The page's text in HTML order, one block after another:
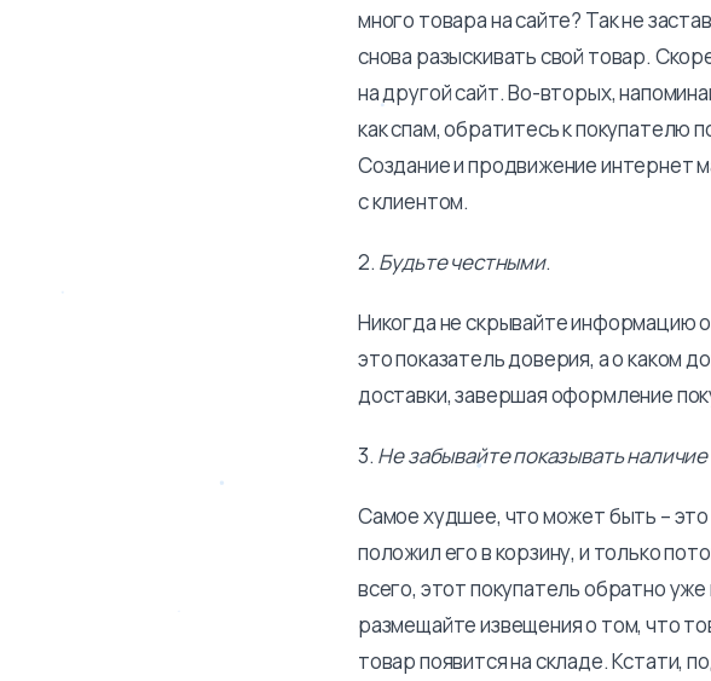
много товара на сайте? Так не
снова разыскивать свой товар.
на другой сайт. Во-вторых,
как спам, обратитесь к покупателю
Создание и продвижение интернет
с клиентом.
2. Будьте честными.
Никогда не скрывайте информацию
это показатель доверия, а о каком
доставки, завершая оформление
3. Не забывайте показывать наличие
Самое худшее, что может быть –
положил его в корзину, и только
всего, этот покупатель обратно
размещайте извещения о том, что
товар появится на складе. Кстати,